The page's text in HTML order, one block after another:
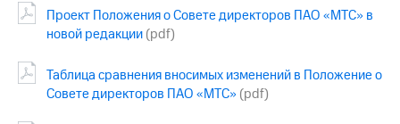
Проект Положения о Совете директоров ПАО «МТС» в
новой редакции(pdf)
Таблица сравнения вносимых изменений в Положение о
Совете директоров ПАО «МТС» (pdf)